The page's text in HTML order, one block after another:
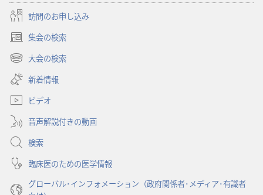
訪問のお申し込み
集会の検索
（新
し
タ
で
開
く）
大会の検索
（新
し
い
タ
ブ
で
開
く）
新着情報
ビデオ
音声解説付きの動画
検索
臨床医のための医学情報
グローバル･インフォメーション（政府関係者･メディア･有識者